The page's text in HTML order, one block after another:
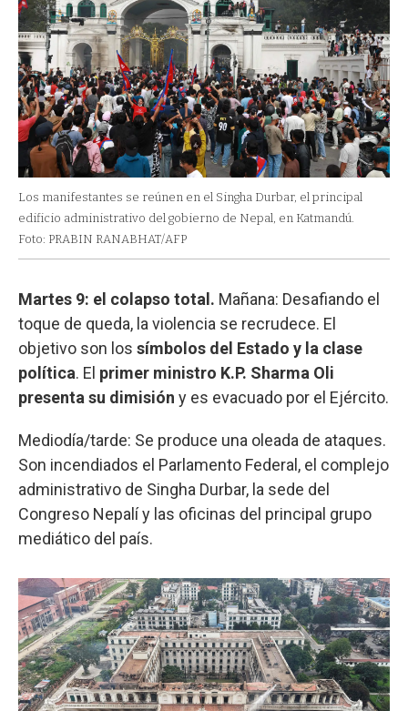
Los manifestantes se reúnen en el Singha Durbar, el principal
edificio administrativo del gobierno de Nepal, en Katmandú.
Foto: PRABIN RANABHAT/AFP
Martes 9: el colapso total. Mañana: Desafiando el
toque de queda, la violencia se recrudece. El
objetivo son los símbolos del Estado y la clase
política. El primer ministro K.P. Sharma Oli
presenta su dimisión y es evacuado por el Ejército.
Mediodía/tarde: Se produce una oleada de ataques.
Son incendiados el Parlamento Federal, el complejo
administrativo de Singha Durbar, la sede del
Congreso Nepalí y las oficinas del principal grupo
mediático del país.